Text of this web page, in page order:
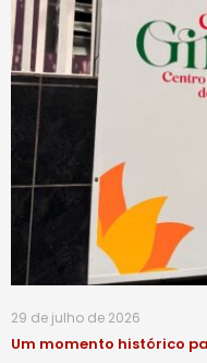
29 de julho de 2026
Um momento histórico